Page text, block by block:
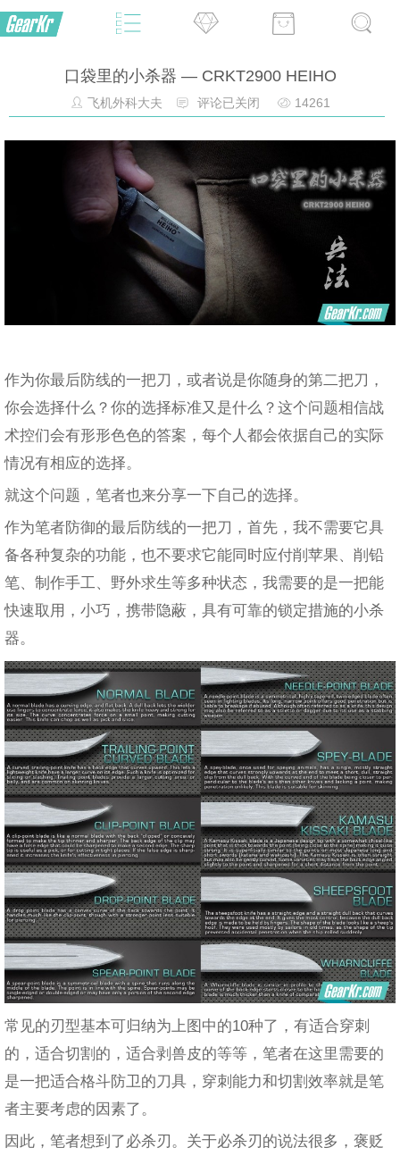
口袋里的小杀器 — CRKT2900 HEIHO
飞机外科大夫 评论已关闭 14261
作为你最后防线的一把刀，或者说是你随身的第二把刀，
你会选择什么？你的选择标准又是什么？这个问题相信战
术控们会有形形色色的答案，每个人都会依据自己的实际
情况有相应的选择。
就这个问题，笔者也来分享一下自己的选择。
作为笔者防御的最后防线的一把刀，首先，我不需要它具
备各种复杂的功能，也不要求它能同时应付削苹果、削铅
笔、制作手工、野外求生等多种状态，我需要的是一把能
快速取用，小巧，携带隐蔽，具有可靠的锁定措施的小杀
器。
常见的刃型基本可归纳为上图中的10种了，有适合穿刺
的，适合切割的，适合剥兽皮的等等，笔者在这里需要的
是一把适合格斗防卫的刀具，穿刺能力和切割效率就是笔
者主要考虑的因素了。
因此，笔者想到了必杀刃。关于必杀刃的说法很多，褒贬